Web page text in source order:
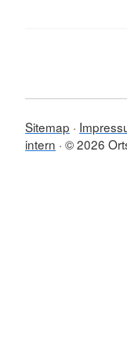
Sitemap
intern © 2026